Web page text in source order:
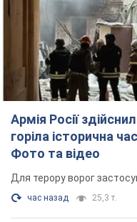
Армія Росії
горіла історична
Фото та відео
Для терору ворог
час назад 25,3 т.